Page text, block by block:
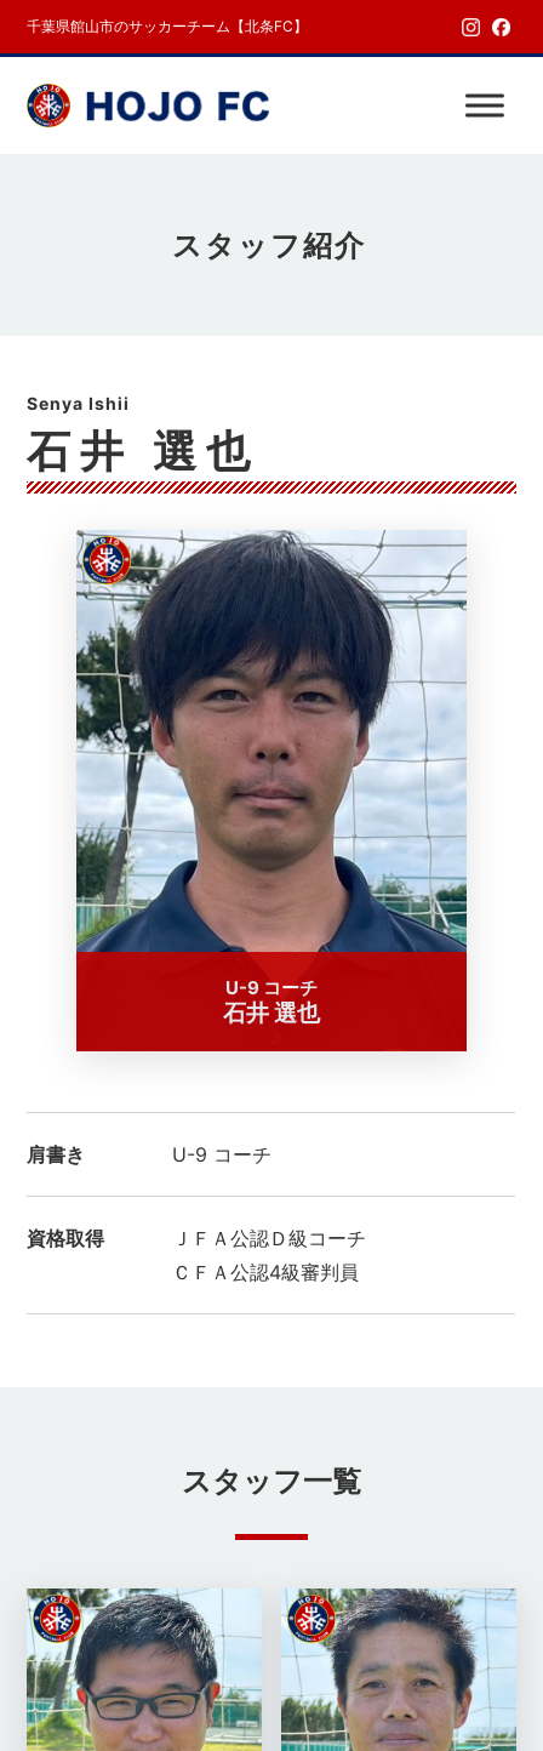
千葉県館山市のサッカーチーム【北条FC】
スタッフ紹介
石井 選也
U-9 コーチ
石井 選也
肩書き U-9 コーチ
資格取得
ＪＦＡ公認Ｄ級コーチ
ＣＦＡ公認4級審判員
スタッフ一覧